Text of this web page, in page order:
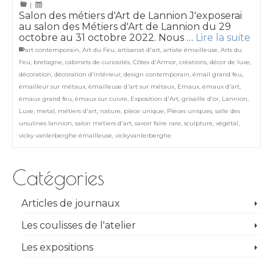
|
Salon des métiers d'Art de Lannion J'exposerai
au salon des Métiers d'Art de Lannion du 29
octobre au 31 octobre 2022. Nous … Lire la suite
art contemporain, Art du Feu, artisanat d'art, artiste émailleuse, Arts du
Feu, bretagne, cabinets de curiosités, Côtes d'Armor, créations, décor de luxe,
décoration, décoration d'intérieur, design contemporain, émail grand feu,
émailleur sur métaux, émailleuse d'art sur métaux, Emaux, émaux d'art,
émaux grand feu, émaux sur cuivre, Exposition d'Art, grisaille d'or, Lannion,
Luxe, metal, métiers d'art, nature, pièce unique, Pièces uniques, salle des
ursulines lannion, salon métiers d'art, savoir faire rare, sculpture, végétal,
vicky vanlerberghe émailleuse, vickyvanlerberghe
Catégories
Articles de journaux
Les coulisses de l'atelier
Les expositions